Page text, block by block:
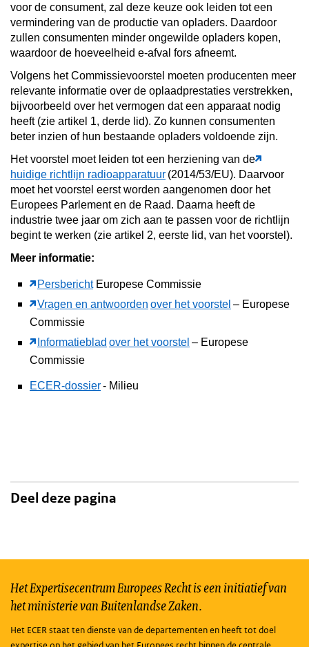
voor de consument, zal deze keuze ook leiden tot een
vermindering van de productie van opladers. Daardoor
zullen consumenten minder ongewilde opladers kopen,
waardoor de hoeveelheid e-afval fors afneemt.
Volgens het Commissievoorstel moeten producenten meer
relevante informatie over de oplaadprestaties verstrekken,
bijvoorbeeld over het vermogen dat een apparaat nodig
heeft (zie artikel 1, derde lid). Zo kunnen consumenten
beter inzien of hun bestaande opladers voldoende zijn.
Het voorstel moet leiden tot een herziening van de
huidige richtlijn radioapparatuur (2014/53/EU). Daarvoor
moet het voorstel eerst worden aangenomen door het
Europees Parlement en de Raad. Daarna heeft de
industrie twee jaar om zich aan te passen voor de richtlijn
begint te werken (zie artikel 2, eerste lid, van het voorstel).
Meer informatie:
Persbericht Europese Commissie
Vragen en antwoorden over het voorstel – Europese
Commissie
Informatieblad over het voorstel – Europese
Commissie
ECER-dossier- Milieu
Deel deze pagina
Het Expertisecentrum Europees Recht is een initiatief van
het ministerie van Buitenlandse Zaken.
Het ECER staat ten dienste van de departementen en heeft tot doel